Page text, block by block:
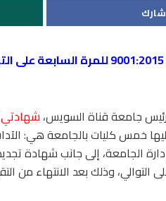
شارك
»» تجديد شهادة الأيزو
رئيس جامعة قناة السويس،شهادتي
خمس كليات بالجامعة هي: الآداب
التوالي، وذلك بعد الانتهاء من